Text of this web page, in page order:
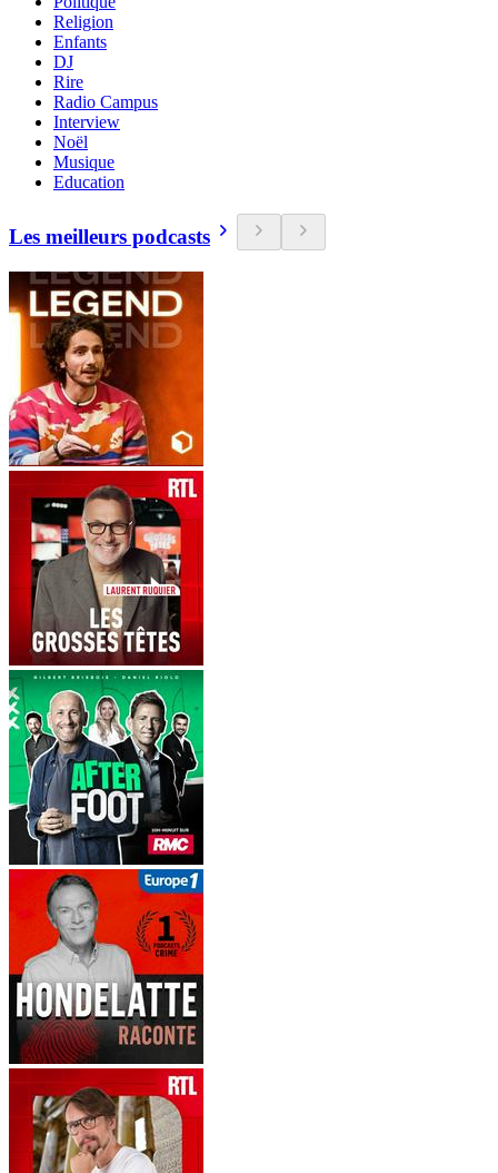
Religion
Enfants
DJ
Rire
Radio Campus
Interview
Noël
Musique
Education
Les meilleurs podcasts